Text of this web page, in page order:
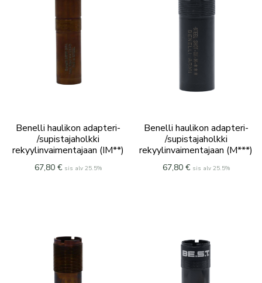
Benelli haulikon adapteri-
/supistajaholkki
rekyylinvaimentajaan (IM**)
67,80€ sis alv 25.5%
Benelli haulikon adapteri-
/supistajaholkki
rekyylinvaimentajaan (M***)
67,80 € sis alv 25.5%